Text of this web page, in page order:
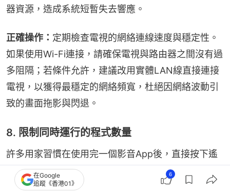
器資源，造成系統短暫失去響應。
正確操作： 定期檢查電視的網絡連線速度與穩定性。
如果使用Wi-Fi連接，請確保電視與路由器之間沒有過
多阻隔；若條件允許，建議改用實體LAN線直接連接
電視，以獲得最穩定的網絡頻寬，杜絕因網絡波動引
致的畫面拖影與閃退。
8. 限制同時運行的程式數量
許多用家習慣在使用完一個影音App後，直接按下遙
控器的「Home」鍵切換畫面。這其實只是將程式轉
入後台掛起，並未真正關閉。當電視同時開啟多個大
在Google
追蹤《香港01》
6